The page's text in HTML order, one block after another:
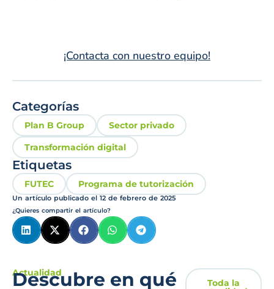
¡Contacta con nuestro equipo!
Categorías
Plan B Group
Sector privado
Transformación digital
Etiquetas
FUTEC Programa de tutorización
Un artículo publicado el12 de febrero de 2025
¿Quieres compartir el artículo?
Actualidad
Descubre en qué
Toda la